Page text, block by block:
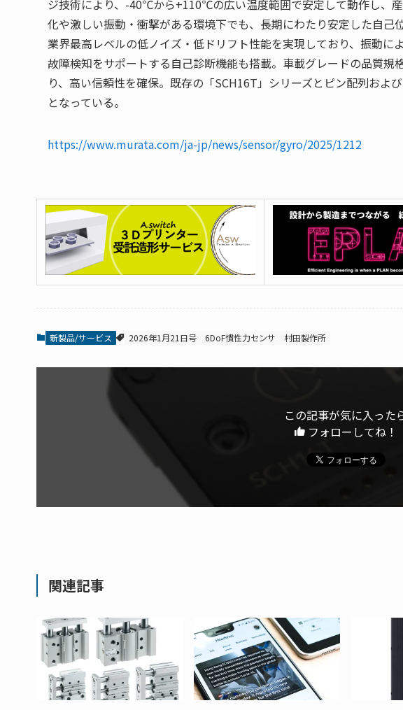
ジ技術により、-40℃から+110℃の広い温度範囲で安定して動作し、
化や激しい振動・衝撃がある環境下でも、長期にわたり安定した自己
業界最高レベルの低ノイズ・低ドリフト性能を実現しており、振動に
故障検知をサポートする自己診断機能も搭載。車載グレードの品質規
り、高い信頼性を確保。既存の「SCH16T」シリーズとピン配列およ
となっている。
https://www.murata.com/ja-jp/news/sensor/gyro/2025/1212
新製品/サービス 2026年1月21日号 6DoF慣性力センサ 村田製作所
この記事が気に入った
フォローしてね！
関連記事